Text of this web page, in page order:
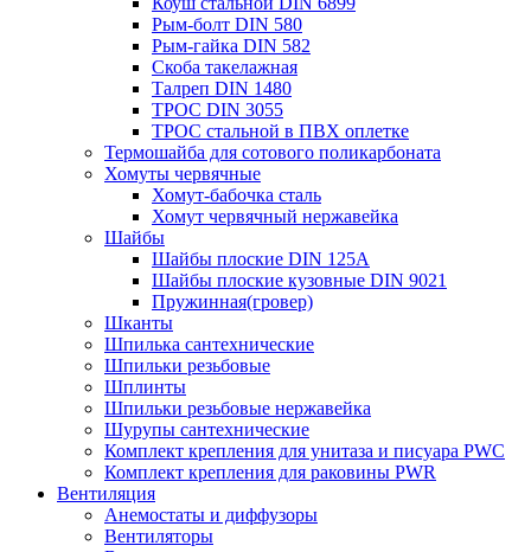
Рым-болт DIN 580
Рым-гайка DIN 582
Скоба такелажная
Талреп DIN 1480
ТРОС DIN 3055
ТРОС стальной в ПВХ оплетке
Термошайба для сотового поликарбоната
Хомуты червячные
Хомут-бабочка cталь
Хомут червячный нержавейка
Шайбы
Шайбы плоские DIN 125A
Шайбы плоские кузовные DIN 9021
Пружинная(гровер)
Шканты
Шпилька сантехнические
Шпильки резьбовые
Шплинты
Шпильки резьбовые нержавейка
Шурупы сантехнические
Комплект крепления для унитаза и писуара PWC
Комплект крепления для раковины PWR
Вентиляция
Анемостаты и диффузоры
Вентиляторы